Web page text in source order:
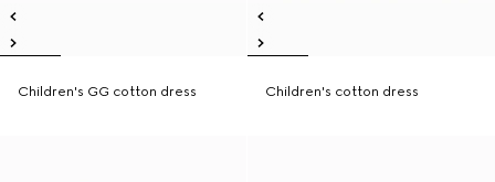
Children's GG cotton dress Children's cotton dress